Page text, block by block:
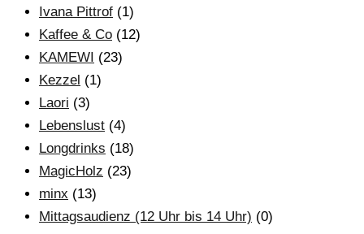
Ivana Pittrof (1)
Kaffee & Co (12)
KAMEWI (23)
Kezzel (1)
Laori (3)
Lebenslust (4)
Longdrinks (18)
MagicHolz (23)
minx (13)
Mittagsaudienz (12 Uhr bis 14 Uhr) (0)